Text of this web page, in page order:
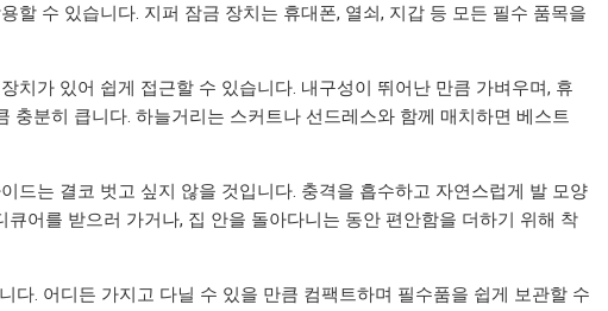
수 있습니다. 지퍼 잠금 장치는 휴대폰, 열쇠, 지갑 등 모든 필수 품목을
치가 있어 쉽게 접근할 수 있습니다. 내구성이 뛰어난 만큼 가벼우며, 휴
분히 큽니다. 하늘거리는 스커트나 선드레스와 함께 매치하면 베스트
드는 결코 벗고 싶지 않을 것입니다. 충격을 흡수하고 자연스럽게 발 모양
어를 받으러 가거나, 집 안을 돌아다니는 동안 편안함을 더하기 위해 착
. 어디든 가지고 다닐 수 있을 만큼 컴팩트하며 필수품을 쉽게 보관할 수